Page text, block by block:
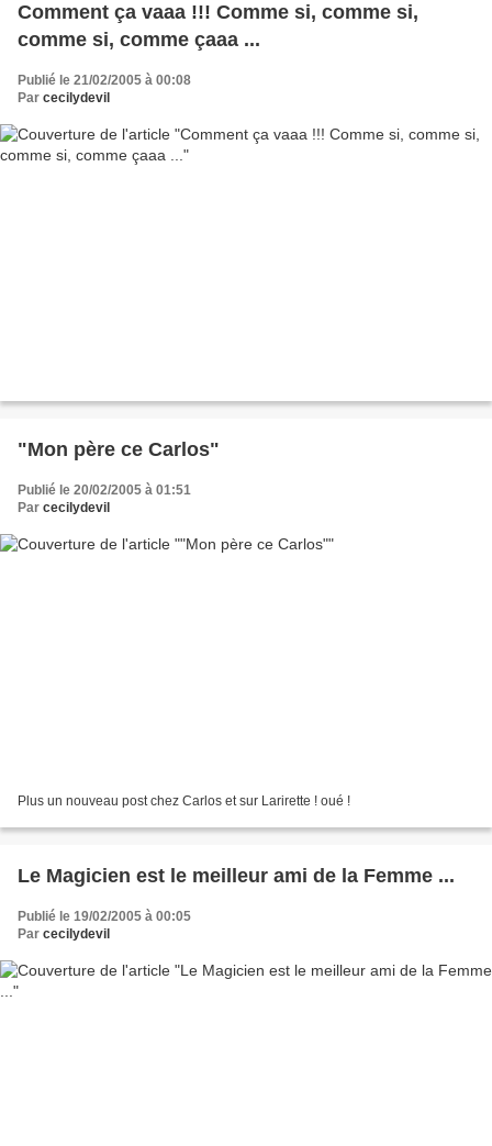
Comment ça vaaa !!! Comme si, comme si,
comme si, comme çaaa ...
Publié le 21/02/2005 à 00:08
Par cecilydevil
"Mon père ce Carlos"
Publié le 20/02/2005 à 01:51
Par cecilydevil
Plus un nouveau post chez Carlos et sur Larirette ! oué !
Le Magicien est le meilleur ami de la Femme ...
Publié le 19/02/2005 à 00:05
Par cecilydevil